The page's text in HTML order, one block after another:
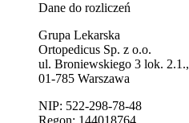
Dane do rozliczeń
Grupa Lekarska
Ortopedicus Sp. z o.o.
ul. Broniewskiego 3 lok. 2.1.,
01-785 Warszawa
NIP: 522-298-78-48
Regon: 144018764